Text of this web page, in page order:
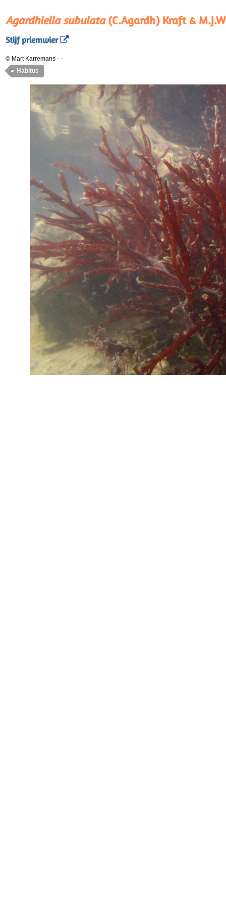
Agardhiella subulata(C.Agardh) Kraft &
Stijf priemwier
© Mart Karremans - -
Habitus